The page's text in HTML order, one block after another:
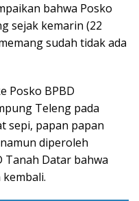
bahwa Posko
sejak kemarin (22
sudah tidak ada
Posko BPBD
Teleng pada
sepi, papan papan
diperoleh
Tanah Datar bahwa